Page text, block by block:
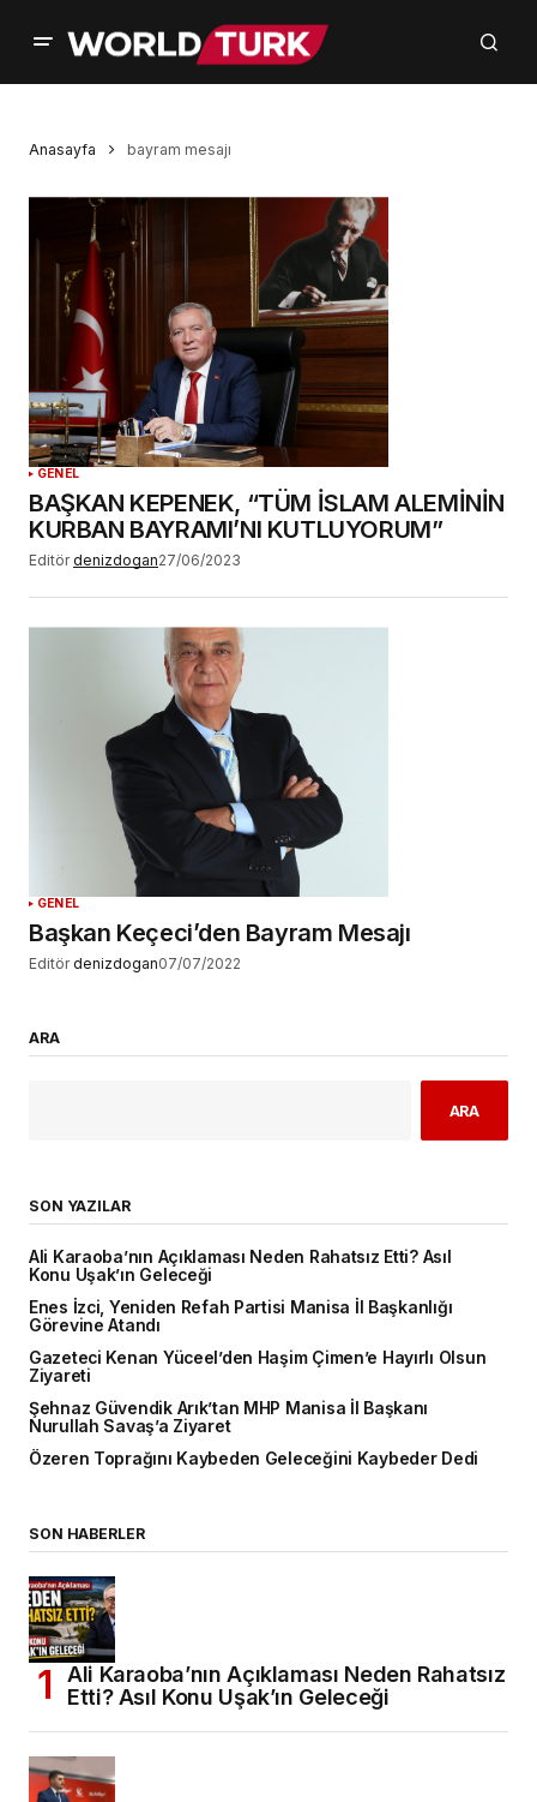
Anasayfa bayram mesajı
GENEL
BAŞKAN KEPENEK, “TÜM İSLAM ALEMİNİN
KURBAN BAYRAMI’NI KUTLUYORUM”
Editör denizdogan27/06/2023
GENEL
Başkan Keçeci’den Bayram Mesajı
Editör denizdogan07/07/2022
ARA
ARA
SON YAZILAR
Ali Karaoba’nın Açıklaması Neden Rahatsız Etti? Asıl
Konu Uşak’ın Geleceği
Enes İzci, Yeniden Refah Partisi Manisa İl Başkanlığı
Görevine Atandı
Gazeteci Kenan Yüceel’den Haşim Çimen’e Hayırlı Olsun
Ziyareti
Şehnaz Güvendik Arık’tan MHP Manisa İl Başkanı
Nurullah Savaş’a Ziyaret
Özeren Toprağını Kaybeden Geleceğini Kaybeder Dedi
SON HABERLER
Ali Karaoba’nın Açıklaması Neden Rahatsız
Etti? Asıl Konu Uşak’ın Geleceği